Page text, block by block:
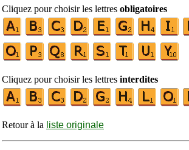
Cliquez pour choisir les lettres obligatoires
Cliquez pour choisir les lettres interdites
Retour à la liste originale